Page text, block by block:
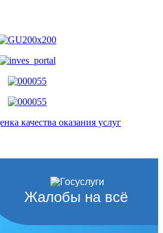
качества оказания услуг
Жалобы на всё